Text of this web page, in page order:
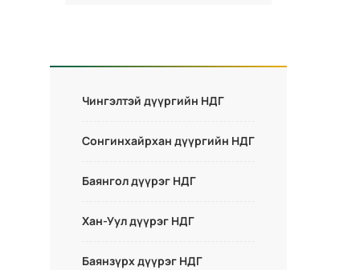
Чингэлтэй дүүргийн НДГ
Сонгинхайрхан дүүргийн НДГ
Баянгол дүүрэг НДГ
Хан-Уул дүүрэг НДГ
Баянзүрх дүүрэг НДГ